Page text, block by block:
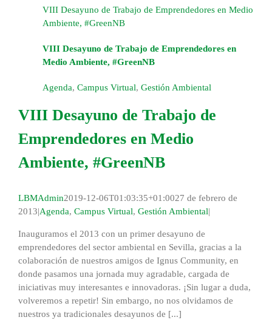
VIII Desayuno de Trabajo de Emprendedores en Medio
Ambiente, #GreenNB
VIII Desayuno de Trabajo de Emprendedores en
Medio Ambiente, #GreenNB
Agenda, Campus Virtual, Gestión Ambiental
VIII Desayuno de Trabajo de
Emprendedores en Medio
Ambiente, #GreenNB
LBMAdmin2019-12-06T01:03:35+01:0027 de febrero de
2013|Agenda, Campus Virtual, Gestión Ambiental|
Inauguramos el 2013 con un primer desayuno de
emprendedores del sector ambiental en Sevilla, gracias a la
colaboración de nuestros amigos de Ignus Community, en
donde pasamos una jornada muy agradable, cargada de
iniciativas muy interesantes e innovadoras. ¡Sin lugar a duda,
volveremos a repetir! Sin embargo, no nos olvidamos de
nuestros ya tradicionales desayunos de [...]